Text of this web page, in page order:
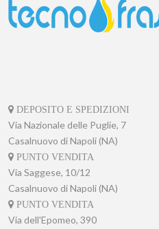
DEPOSITO E SPEDIZIONI
Via Nazionale delle Puglie, 7
Casalnuovo di Napoli (NA)
PUNTO VENDITA
Via Saggese, 10/12
Casalnuovo di Napoli (NA)
PUNTO VENDITA
Via dell'Epomeo, 390